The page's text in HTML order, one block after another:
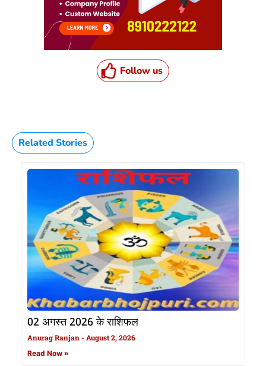
Follow us
Related Stories
02 अगस्त 2026 के राशिफल
Anurag Ranjan August 2, 2026
Read Now »